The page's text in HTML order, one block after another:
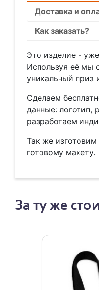
Доставка и
Как заказать?
Это изделие -
Используя её мы
уникальный приз
Сделаем
данные: логотип,
разработаем
Так же
готовому макету.
За ту же